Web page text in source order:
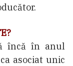
încă în anul
asociat unic